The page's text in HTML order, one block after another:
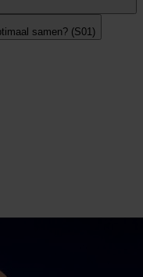
samen? (S01)